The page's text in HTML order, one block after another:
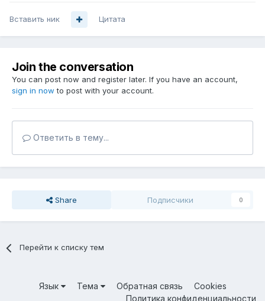
Вставить ник Цитата
Join the conversation
You can post now and register later. If you have an account,
sign in now to post with your account.
Ответить в тему...
Share Подписчики 0
Перейти к списку тем
Язык Тема Обратная связь
Cookies
Политика конфиденциальности